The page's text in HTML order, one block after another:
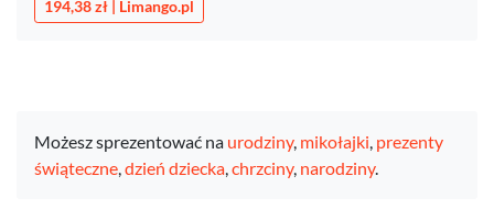
194,38 zł | Limango.pl
Możesz sprezentować na urodziny, mikołajki, prezenty
świąteczne,dzień dziecka,chrzciny, narodziny.